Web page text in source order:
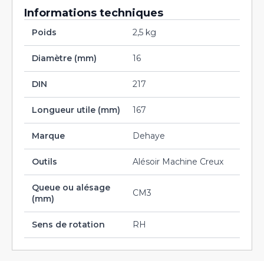
Informations techniques
Poids 2,5 kg
Diamètre (mm) 16
DIN 217
Longueur utile (mm) 167
Marque Dehaye
Outils Alésoir Machine Creux
Queue ou alésage
(mm)
CM3
Sens de rotation RH